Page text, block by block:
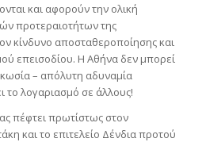
και αφορούν την ολική
προτεραιοτήτων της
κίνδυνο αποσταθεροποίησης και
επεισοδίου. Η Αθήνα δεν μπορεί
– απόλυτη αδυναμία
το λογαριασμό σε άλλους!
πέφτει πρωτίστως στον
και το επιτελείο Δένδια προτού